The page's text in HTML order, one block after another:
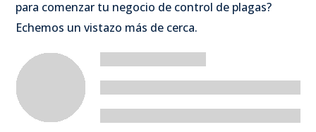
para comenzar tu negocio de control de plagas?
Echemos un vistazo más de cerca.